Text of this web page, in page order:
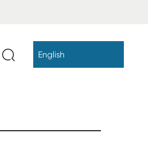
English